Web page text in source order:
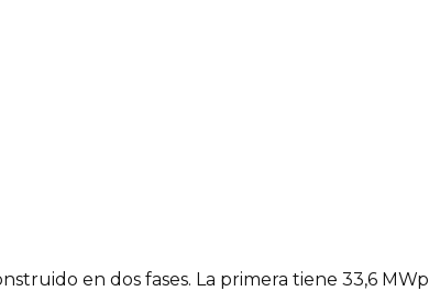
en dos fases. La primera tiene 33,6 MWp